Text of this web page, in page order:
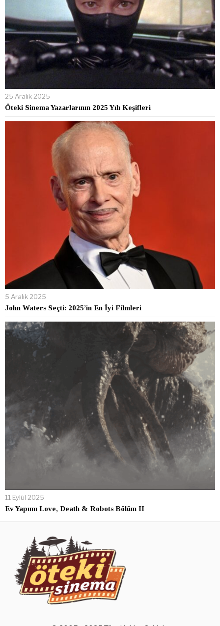
25 Aralık 2025
Öteki Sinema Yazarlarının 2025 Yılı Keşifleri
5 Aralık 2025
John Waters Seçti: 2025’in En İyi Filmleri
11 Eylül 2025
Ev Yapımı Love, Death & Robots Bölüm II